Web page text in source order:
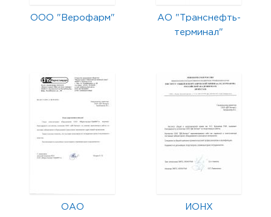
ООО "Верофарм"
АО "Транснефть-
терминал"
ОАО
ИОНХ